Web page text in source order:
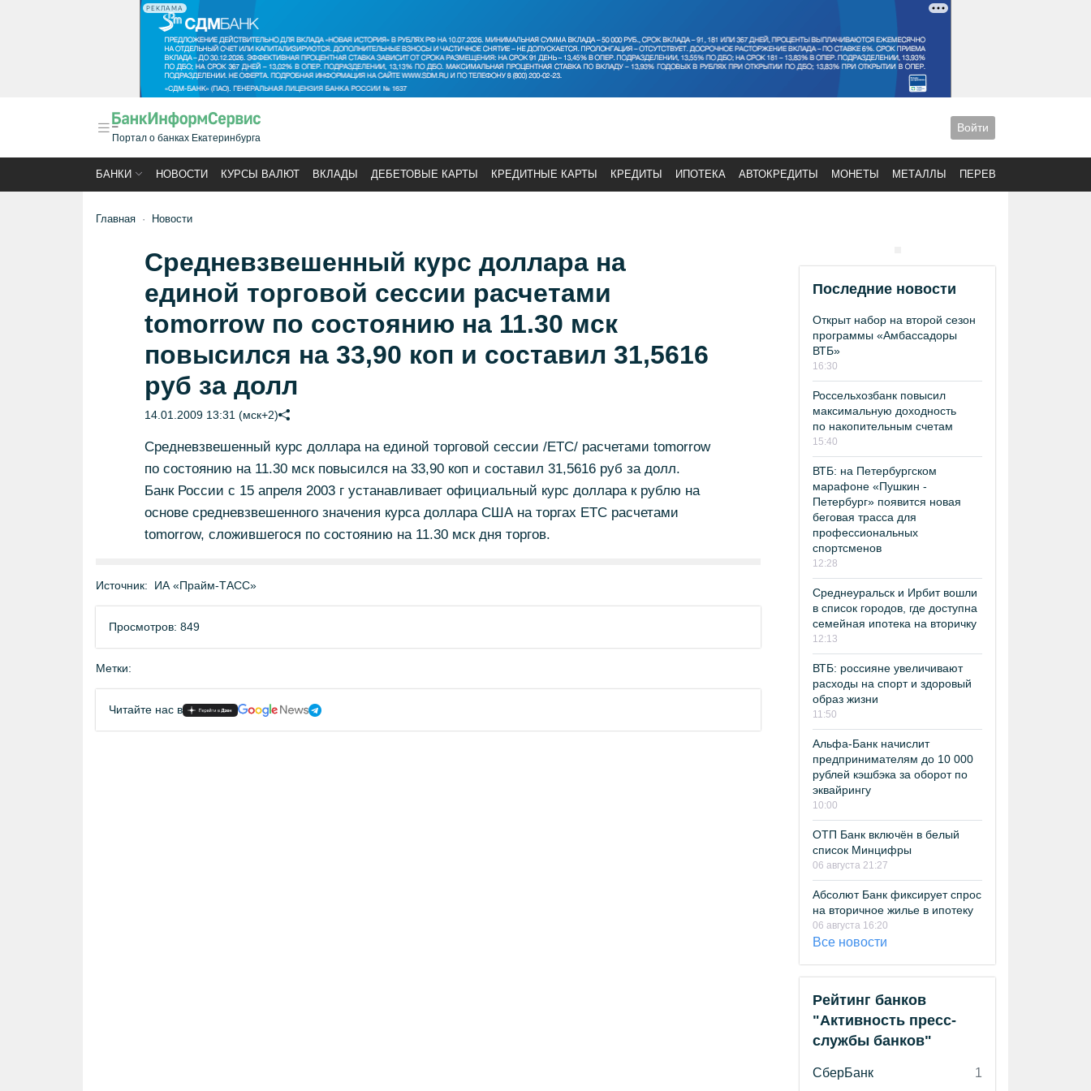
РЕКЛАМА
Портал о банках Екатеринбурга
Войти
БАНКИ НОВОСТИ КУРСЫ ВАЛЮТ ВКЛАДЫ ДЕБЕТОВЫЕ КАРТЫ КРЕДИТНЫЕ КАРТЫ КРЕДИТЫ ИПОТЕКА АВТОКРЕДИТЫ МОНЕТЫ МЕТАЛЛЫ ПЕРЕВОДЫ
Главная Новости
Средневзвешенный курс доллара на
единой торговой сессии расчетами
tomorrow по состоянию на 11.30 мск
повысился на 33,90 коп и составил 31,5616
руб за долл
14.01.2009 13:31 (мск+2)
Средневзвешенный курс доллара на единой торговой сессии /ЕТС/ расчетами tomorrow
по состоянию на 11.30 мск повысился на 33,90 коп и составил 31,5616 руб за долл.
Банк России с 15 апреля 2003 г устанавливает официальный курс доллара к рублю на
основе средневзвешенного значения курса доллара США на торгах ETC расчетами
tomorrow, сложившегося по состоянию на 11.30 мск дня торгов.
Источник: ИА «Прайм-ТАСС»
Просмотров: 849
Метки:
Читайте нас в
Последние новости
Открыт набор на второй сезон
программы «Амбассадоры
ВТБ»
16:30
Россельхозбанк повысил
максимальную доходность
по накопительным счетам
15:40
ВТБ: на Петербургском
марафоне «Пушкин -
Петербург» появится новая
беговая трасса для
профессиональных
спортсменов
12:28
Среднеуральск и Ирбит вошли
в список городов, где доступна
семейная ипотека на вторичку
12:13
ВТБ: россияне увеличивают
расходы на спорт и здоровый
образ жизни
11:50
Альфа-Банк начислит
предпринимателям до 10 000
рублей кэшбэка за оборот по
эквайрингу
10:00
ОТП Банк включён в белый
список Минцифры
06 августа 21:27
Абсолют Банк фиксирует спрос
на вторичное жилье в ипотеку
06 августа 16:20
Все новости
Рейтинг банков
"Активность пресс-
службы банков"
СберБанк
1